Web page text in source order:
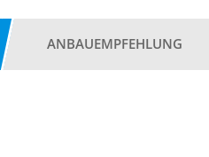
ANBAUEMPFEHLUNG